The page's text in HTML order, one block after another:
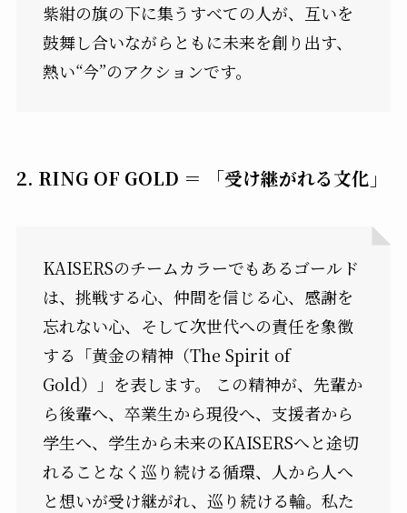
紫紺の旗の下に集うすべての人が、互いを
鼓舞し合いながらともに未来を創り出す、
熱い“今”のアクションです。
2. RING OF GOLD ＝ 「受け継がれる文化」
KAISERSのチームカラーでもあるゴールド
は、挑戦する心、仲間を信じる心、感謝を
忘れない心、そして次世代への責任を象徴
する「黄金の精神（The Spirit of
Gold）」を表します。 この精神が、先輩か
ら後輩へ、卒業生から現役へ、支援者から
学生へ、学生から未来のKAISERSへと途切
れることなく巡り続ける循環、人から人へ
と想いが受け継がれ、巡り続ける輪。私た